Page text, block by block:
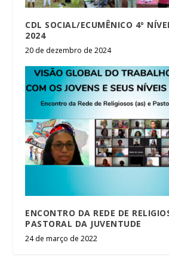
CDL SOCIAL/ECUMÊNICO 4º
2024
20 de dezembro de 2024
ENCONTRO DA REDE DE
PASTORAL DA JUVENTUDE
24 de março de 2022